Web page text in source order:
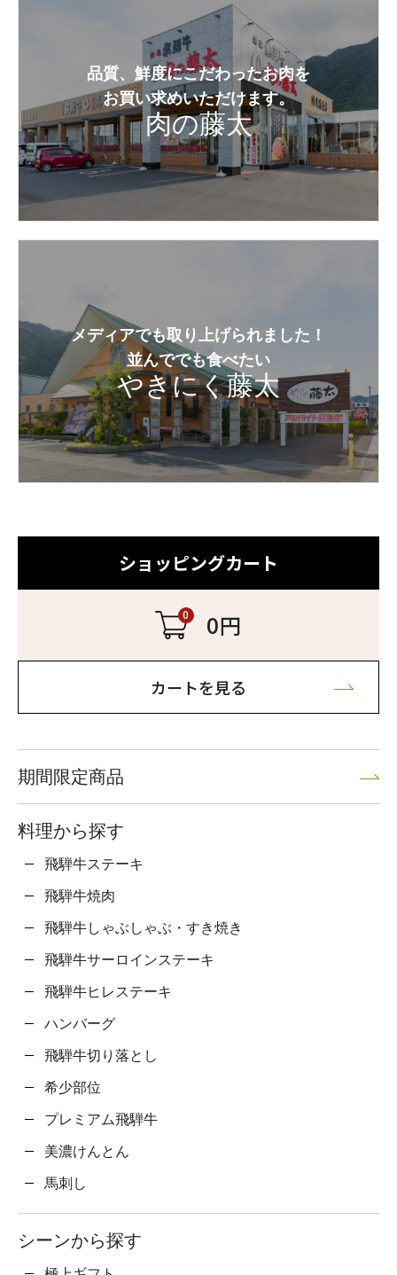
肉の藤太
品質、鮮度にこだわったお肉を
お買い求めいただけます。
やきにく藤太
メディアでも取り上げられました！
並んででも食べたい
ショッピングカート
0 0円
カートを見る
期間限定商品
料理から探す
飛騨牛ステーキ
飛騨牛焼肉
飛騨牛しゃぶしゃぶ・すき焼き
飛騨牛サーロインステーキ
飛騨牛ヒレステーキ
ハンバーグ
飛騨牛切り落とし
希少部位
プレミアム飛騨牛
美濃けんとん
馬刺し
シーンから探す